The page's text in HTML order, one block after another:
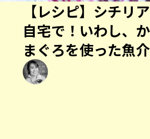
【レシピ】シチリ
自宅で！いわし、か
まぐろを使った魚